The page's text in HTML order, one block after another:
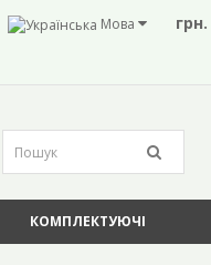
грн.
Мова
КОМПЛЕКТУЮЧІ